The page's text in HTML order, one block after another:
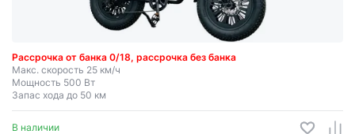
Рассрочка от банка 0/18, рассрочка без банка
Макс. скорость 25 км/ч
Мощность 500 Вт
Запас хода до 50 км
В наличии